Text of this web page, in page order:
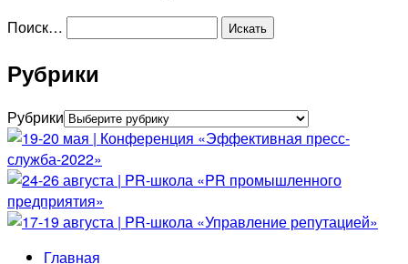
Поиск…
Рубрики
Рубрики
Главная